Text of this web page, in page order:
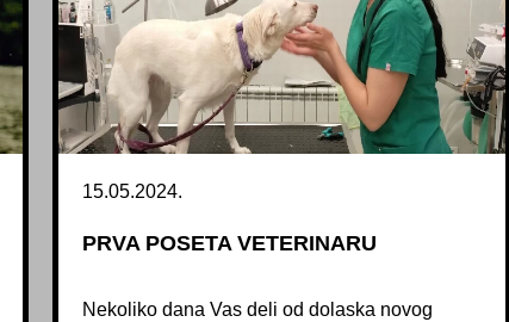
15.05.2024.
PRVA POSETA VETERINARU
Nekoliko dana Vas deli od dolaska novog